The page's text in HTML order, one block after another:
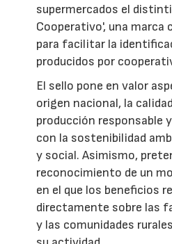
supermercados el
Cooperativo', una marca
para facilitar la
producidos por
El sello pone en valor
origen nacional, la
producción responsable
con la sostenibilidad
y social. Asimismo,
reconocimiento de un
en el que los beneficios
directamente sobre las
y las comunidades